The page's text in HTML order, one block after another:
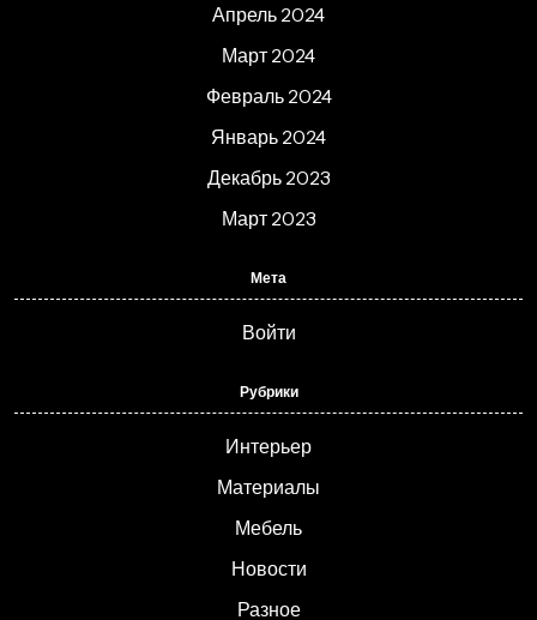
Апрель 2024
Март 2024
Февраль 2024
Январь 2024
Декабрь 2023
Март 2023
Мета
Войти
Рубрики
Интерьер
Материалы
Мебель
Новости
Разное